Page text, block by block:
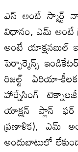
ఎస్ అంటే స్మార్ట్
విధానం, ఎమ్ అంటే
అంటే యాక్షనబుల్
పెర్ఫార్మెన్స్
రిజల్ట్ ఏరియా-
హార్నేసింగ్
యాక్షన్ ప్లాన్
ప్రణాళిక), ఎమ్
అందుబాటులో